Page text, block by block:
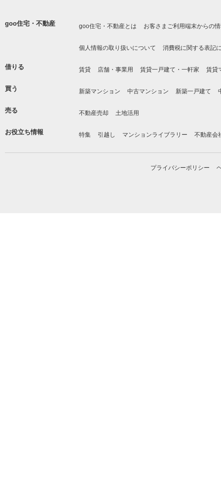
goo住宅・不動産 goo住宅・不動産とは お客さまご利用端末からの
個人情報の取り扱いについて 消費税に関する表記
借りる 賃貸 店舗・事業用 賃貸一戸建て・一軒家 賃貸
買う 新築マンション 中古マンション 新築一戸建て
売る 不動産売却 土地活用
お役立ち情報 特集 引越し マンションライブラリー 不動産会
プライバシーポリシー